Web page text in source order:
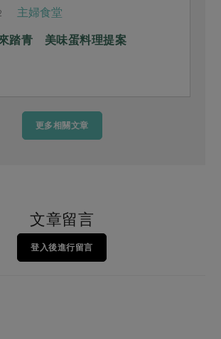
主婦食堂
踏青 美味蛋料理提案
更多相關文章
文章留言
登入後進行留言